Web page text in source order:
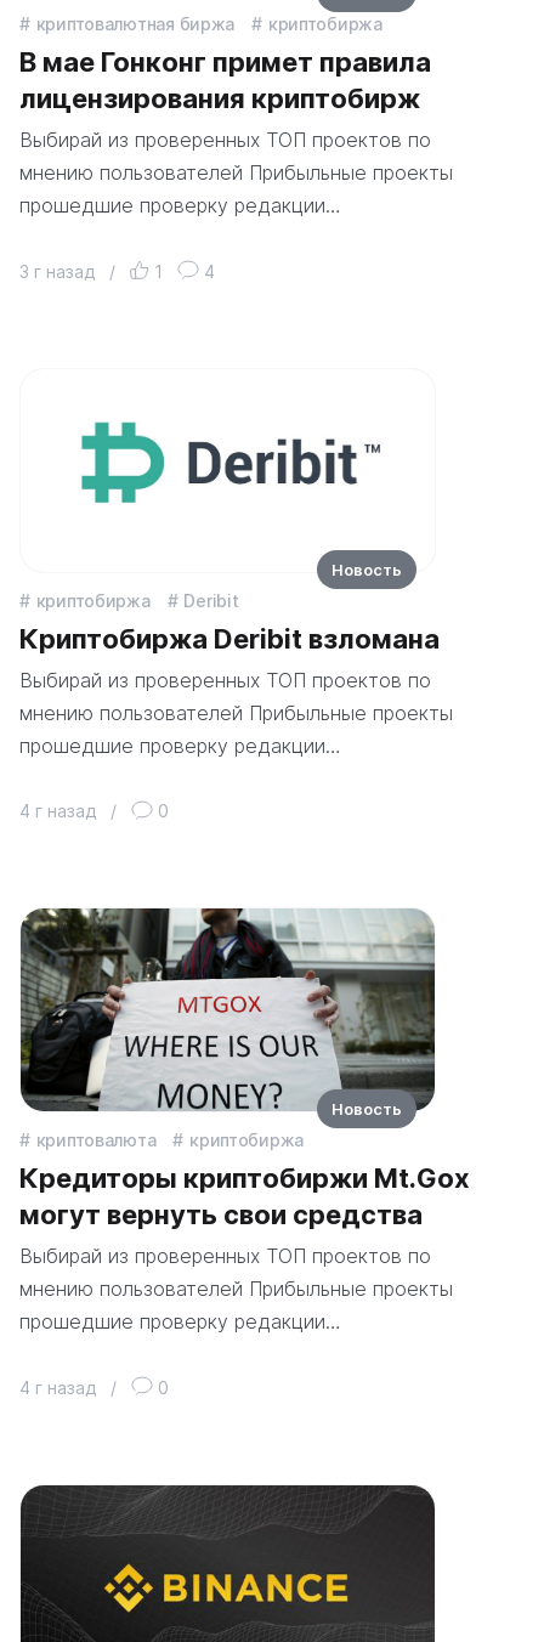
криптовалютная биржа криптобиржа
В мае Гонконг примет правила
лицензирования криптобирж
Выбирай из проверенных ТОП проектов по
мнению пользователей Прибыльные проекты
прошедшие проверку редакции…
3 г назад / 1 4
криптобиржа Deribit
Криптобиржа Deribit взломана
Выбирай из проверенных ТОП проектов по
мнению пользователей Прибыльные проекты
прошедшие проверку редакции…
4 г назад / 0
Новость
криптовалюта криптобиржа
Кредиторы криптобиржи Mt.Gox
могут вернуть свои средства
Выбирай из проверенных ТОП проектов по
мнению пользователей Прибыльные проекты
прошедшие проверку редакции…
4 г назад / 0
Новость